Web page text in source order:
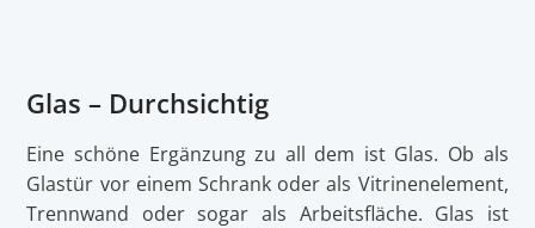
Glas – Durchsichtig
Eine schöne Ergänzung zu all dem ist Glas. Ob als
Glastür vor einem Schrank oder als Vitrinenelement,
Trennwand oder sogar als Arbeitsfläche. Glas ist